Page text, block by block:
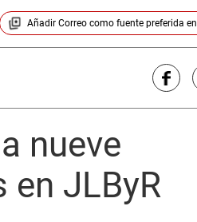
Añadir Correocomo fuente preferida en
nueve
JLByR